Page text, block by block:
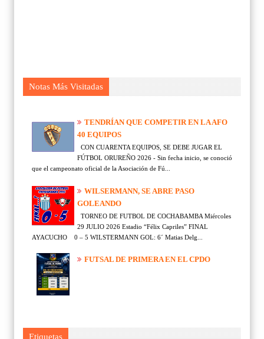
Notas Más Visitadas
TENDRÍAN QUE COMPETIR EN LA AFO
40 EQUIPOS
CON CUARENTA EQUIPOS, SE DEBE JUGAR EL
FÚTBOL ORUREÑO 2026 - Sin fecha inicio, se conoció
que el campeonato oficial de la Asociación de Fú...
WILSERMANN, SE ABRE PASO
GOLEANDO
TORNEO DE FUTBOL DE COCHABAMBA Miércoles
29 JULIO 2026 Estadio “Félix Capriles” FINAL
AYACUCHO 0 – 5 WILSTERMANN GOL: 6´ Matias Delg...
FUTSAL DE PRIMERA EN EL CPDO
Etiquetas